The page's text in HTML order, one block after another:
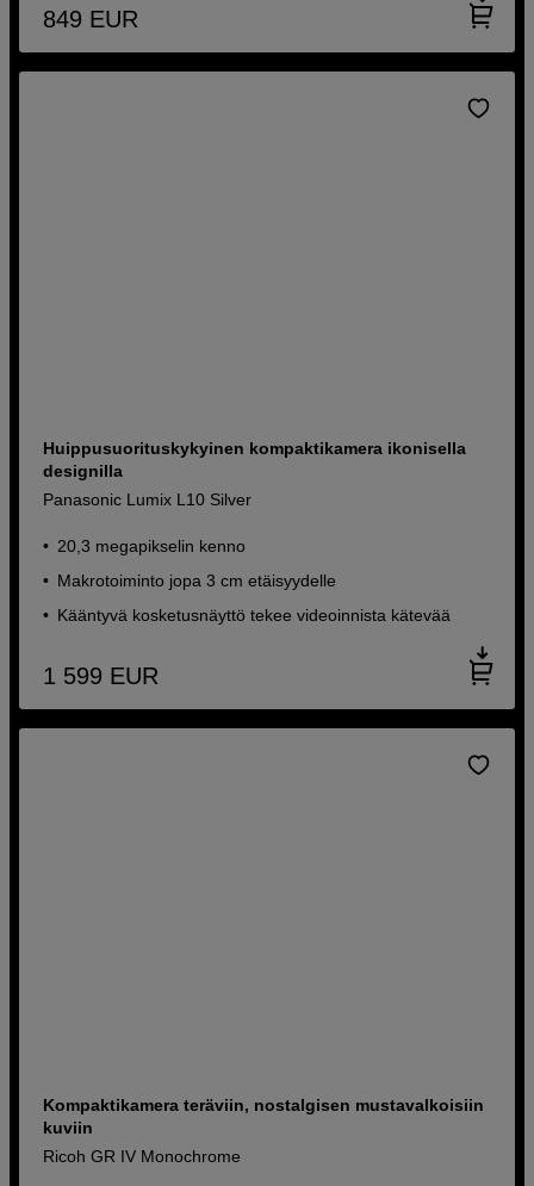
849 EUR
Huippusuorituskykyinen kompaktikamera ikonisella
designilla
Panasonic Lumix L10 Silver
20,3 megapikselin kenno
Makrotoiminto jopa 3 cm etäisyydelle
Kääntyvä kosketusnäyttö tekee videoinnista kätevää
1 599 EUR
Kompaktikamera teräviin, nostalgisen mustavalkoisiin
kuviin
Ricoh GR IV Monochrome